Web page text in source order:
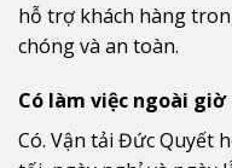
hỗ trợ khách hàng
chóng và an toàn.
Có làm việc ngoài giờ
Có. Vận tải Đức Quyết